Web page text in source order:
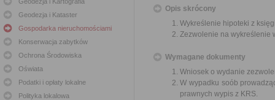
Geodezja i Kataster
Gospodarka nieruchomościami
Konserwacja zabytków
Ochrona Środowiska
Oświata
Podatki i opłaty lokalne
Polityka lokalowa
Opis skrócony
Wykreślenie hipoteki z
Zezwolenie na wykreślenie
Wymagane dokumenty
Wniosek o wydanie
W wypadku soób
prawnych wypis z KRS.